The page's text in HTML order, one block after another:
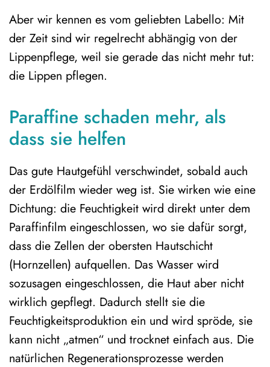
Aber wir kennen es vom geliebten Labello: Mit
der Zeit sind wir regelrecht abhängig von der
Lippenpflege, weil sie gerade das nicht mehr tut:
die Lippen pflegen.
Paraffine schaden mehr, als
dass sie helfen
Das gute Hautgefühl verschwindet, sobald auch
der Erdölfilm wieder weg ist. Sie wirken wie eine
Dichtung: die Feuchtigkeit wird direkt unter dem
Paraffinfilm eingeschlossen, wo sie dafür sorgt,
dass die Zellen der obersten Hautschicht
(Hornzellen) aufquellen. Das Wasser wird
sozusagen eingeschlossen, die Haut aber nicht
wirklich gepflegt. Dadurch stellt sie die
Feuchtigkeitsproduktion ein und wird spröde, sie
kann nicht „atmen“ und trocknet einfach aus. Die
natürlichen Regenerationsprozesse werden